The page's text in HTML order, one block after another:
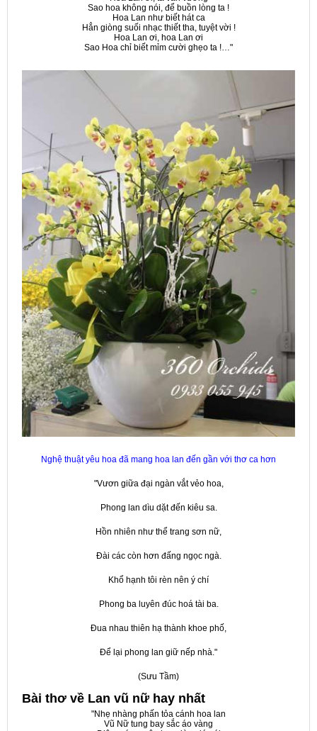
Sao hoa không nói, để buồn lòng ta !
Hoa Lan như biết hát ca
Hẳn giòng suối nhạc thiết tha, tuyệt vời !
Hoa Lan ơi, hoa Lan ơi
Sao Hoa chỉ biết mỉm cười ghẹo ta !…"
Nghệ thuật yêu hoa đã mang hoa lan đến gần với thơ ca hơn
"Vươn giữa đại ngàn vắt vẻo hoa,
Phong lan dìu dặt đến kiêu sa.
Hồn nhiên như thể trang sơn nữ,
Đài các còn hơn đấng ngọc ngà.
Khổ hạnh tôi rèn nên ý chí
Phong ba luyên đúc hoá tài ba.
Đua nhau thiên hạ thành khoe phố,
Để lại phong lan giữ nếp nhà."
(Sưu Tầm)
Bài thơ về Lan vũ nữ hay nhất
"Nhẹ nhàng phấn tỏa cánh hoa lan
Vũ Nữ tung bay sắc áo vàng